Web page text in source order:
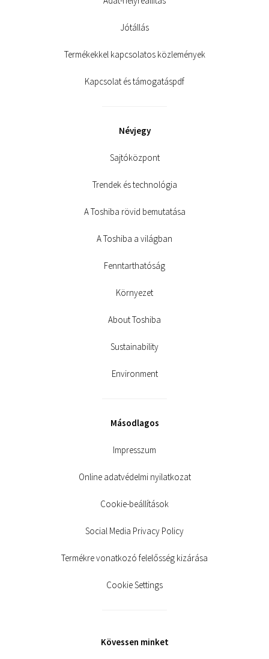
Jótállás
Termékekkel kapcsolatos közlemények
Kapcsolat és támogatáspdf
Névjegy
Sajtóközpont
Trendek és technológia
A Toshiba rövid bemutatása
A Toshiba a világban
Fenntarthatóság
Környezet
About Toshiba
Sustainability
Environment
Másodlagos
Impresszum
Online adatvédelmi nyilatkozat
Cookie-beállítások
Social Media Privacy Policy
Termékre vonatkozó felelősség kizárása
Cookie Settings
Kövessen minket